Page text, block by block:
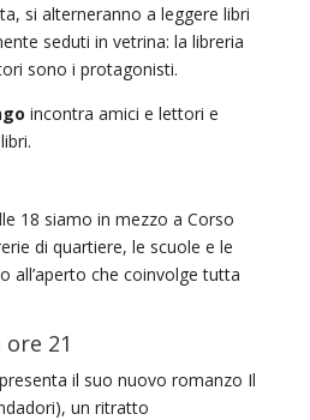
si alterneranno a leggere libri
seduti in vetrina: la libreria
sono i protagonisti.
incontra amici e lettori e
18 siamo in mezzo a Corso
di quartiere, le scuole e le
all’aperto che coinvolge tutta
21
il suo nuovo romanzo Il
un ritratto